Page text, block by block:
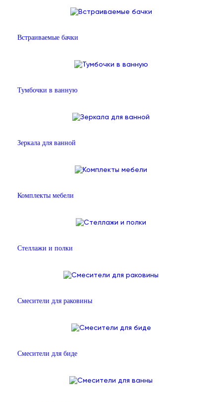
Встраиваемые бачки
Тумбочки в ванную
Зеркала для ванной
Комплекты мебели
Стеллажи и полки
Смесители для раковины
Смесители для биде